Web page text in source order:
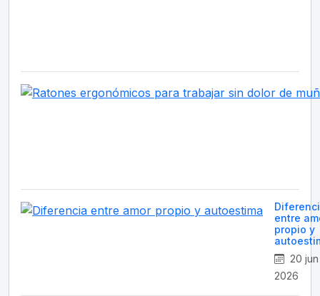
entre
propio y
20 jun
2026